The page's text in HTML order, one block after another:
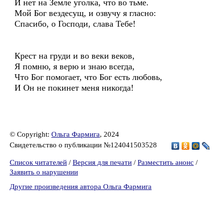
И нет на Земле уголка, что во тьме.
Мой Бог вездесущ, и озвучу я гласно:
Спасибо, о Господи, слава Тебе!
Крест на груди и во веки веков,
Я помню, я верю и знаю всегда,
Что Бог помогает, что Бог есть любовь,
И Он не покинет меня никогда!
© Copyright: Ольга Фармига, 2024
Свидетельство о публикации №124041503528
Список читателей / Версия для печати / Разместить анонс /
Заявить о нарушении
Другие произведения автора Ольга Фармига